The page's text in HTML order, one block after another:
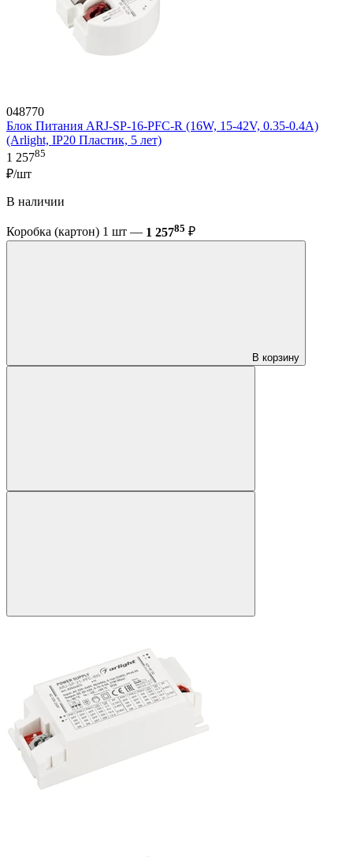
048770
Блок Питания ARJ-SP-16-PFC-R (16W, 15-42V, 0.35-0.4A)
(Arlight, IP20 Пластик, 5 лет)
1 25785
₽/шт
В наличии
Коробка (картон) 1 шт — 1 25785 ₽
В корзину